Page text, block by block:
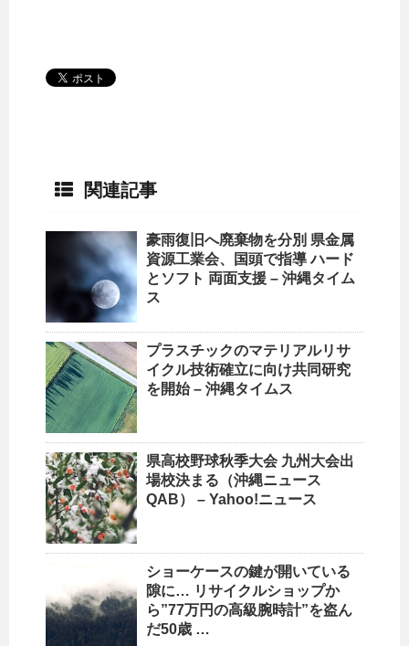
関連記事
豪雨復旧へ廃棄物を分別 県金属
資源工業会、国頭で指導 ハード
とソフト 両面支援 – 沖縄タイム
ス
プラスチックのマテリアルリサ
イクル技術確立に向け共同研究
を開始 – 沖縄タイムス
県高校野球秋季大会 九州大会出
場校決まる（沖縄ニュース
QAB） – Yahoo!ニュース
ショーケースの鍵が開いている
隙に… リサイクルショップか
ら”77万円の高級腕時計”を盗ん
だ50歳 …